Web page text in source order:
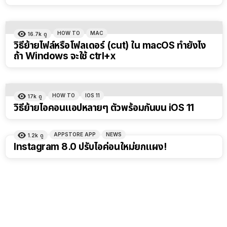
16.7k ดู HOW TO MAC
วิธีย้ายไฟล์หรือโฟลเดอร์ (cut) ใน macOS ทำยังไง
ถ้า Windows จะใช้ ctrl+x
17k ดู HOW TO IOS 11
วิธีย้ายไอคอนแอปหลายๆ ตัวพร้อมกันบน iOS 11
1.2k ดู APPSTORE APP NEWS
Instagram 8.0 ปรับไอค่อนใหม่ยกแผง!